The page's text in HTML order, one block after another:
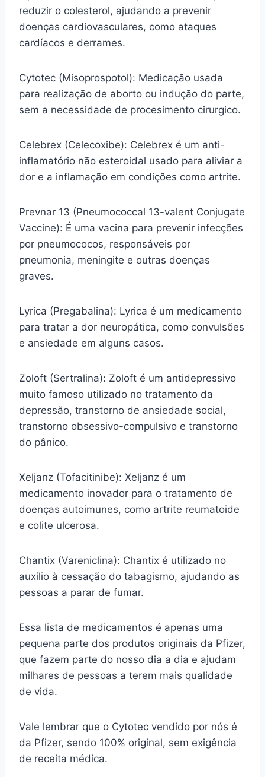
reduzir o colesterol, ajudando a prevenir
doenças cardiovasculares, como ataques
cardíacos e derrames.
Cytotec (Misoprospotol): Medicação usada
para realização de aborto ou indução do parte,
sem a necessidade de procesimento cirurgico.
Celebrex (Celecoxibe): Celebrex é um anti-
inflamatório não esteroidal usado para aliviar a
dor e a inflamação em condições como artrite.
Prevnar 13 (Pneumococcal 13-valent Conjugate
Vaccine): É uma vacina para prevenir infecções
por pneumococos, responsáveis por
pneumonia, meningite e outras doenças
graves.
Lyrica (Pregabalina): Lyrica é um medicamento
para tratar a dor neuropática, como convulsões
e ansiedade em alguns casos.
Zoloft (Sertralina): Zoloft é um antidepressivo
muito famoso utilizado no tratamento da
depressão, transtorno de ansiedade social,
transtorno obsessivo-compulsivo e transtorno
do pânico.
Xeljanz (Tofacitinibe): Xeljanz é um
medicamento inovador para o tratamento de
doenças autoimunes, como artrite reumatoide
e colite ulcerosa.
Chantix (Vareniclina): Chantix é utilizado no
auxílio à cessação do tabagismo, ajudando as
pessoas a parar de fumar.
Essa lista de medicamentos é apenas uma
pequena parte dos produtos originais da Pfizer,
que fazem parte do nosso dia a dia e ajudam
milhares de pessoas a terem mais qualidade
de vida.
Vale lembrar que o Cytotec vendido por nós é
da Pfizer, sendo 100% original, sem exigência
de receita médica.